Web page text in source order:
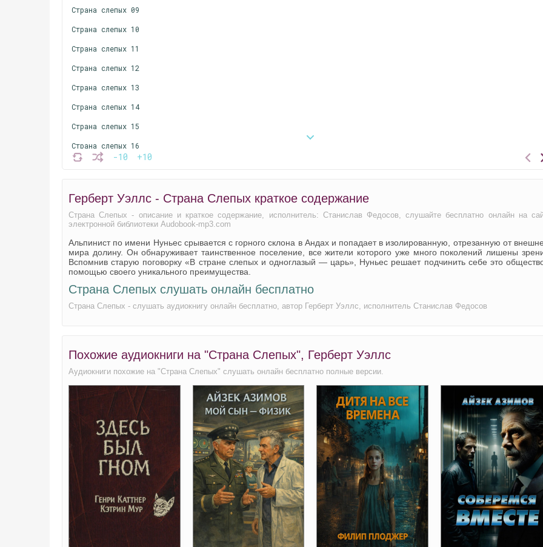
-10 +10
Страна слепых 09
Страна слепых 10
Страна слепых 11
Страна слепых 12
Страна слепых 13
Страна слепых 14
Страна слепых 15
Страна слепых 16
Страна слепых 17
Страна слепых 19
Страна слепых 20
Страна слепых 21
Страна слепых 22
Страна слепых 24
Страна слепых 27
Страна слепых 28
Страна слепых 29
Страна слепых 30
Страна слепых 31
Страна слепых 32
Страна слепых 33
Страна слепых 34
Страна слепых 35
Герберт Уэллс - Страна Слепых краткое содержание
Страна Слепых - описание и краткое содержание, исполнитель: Станислав Федосов, слушайте бесплатно онлайн на
электронной библиотеки Audobook-mp3.com
Альпинист по имени Нуньес срывается с горного склона в Андах и попадает в изолированную, отрезанную от
мира долину. Он обнаруживает таинственное поселение, все жители которого уже много поколений лишены
Вспомнив старую поговорку «В стране слепых и одноглазый — царь», Нуньес решает подчинить себе это
помощью своего уникального преимущества.
Страна Слепых слушать онлайн бесплатно
Страна Слепых - слушать аудиокнигу онлайн бесплатно, автор Герберт Уэллс, исполнитель Станислав Федосов
Похожие аудиокниги на "Страна Слепых", Герберт Уэллс
Аудиокниги похожие на "Страна Слепых" слушать онлайн бесплатно полные версии.